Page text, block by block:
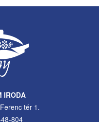
IRODA
tér 1.
804